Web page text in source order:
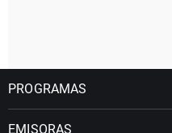
PROGRAMAS
EMISORAS